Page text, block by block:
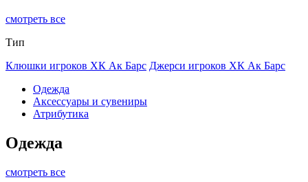
смотреть все
Тип
Клюшки игроков ХК Ак Барс Джерси игроков ХК Ак Барс
Одежда
Аксессуары и сувениры
Атрибутика
Одежда
смотреть все